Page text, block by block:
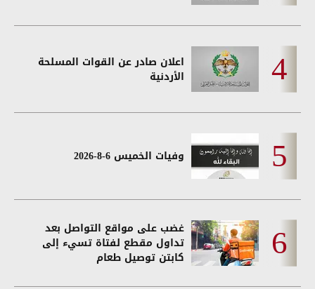
اعلان صادر عن القوات المسلحة
الأردنية
وفيات الخميس 6-8-2026
غضب على مواقع التواصل بعد
تداول مقطع لفتاة تسيء إلى
كابتن توصيل طعام